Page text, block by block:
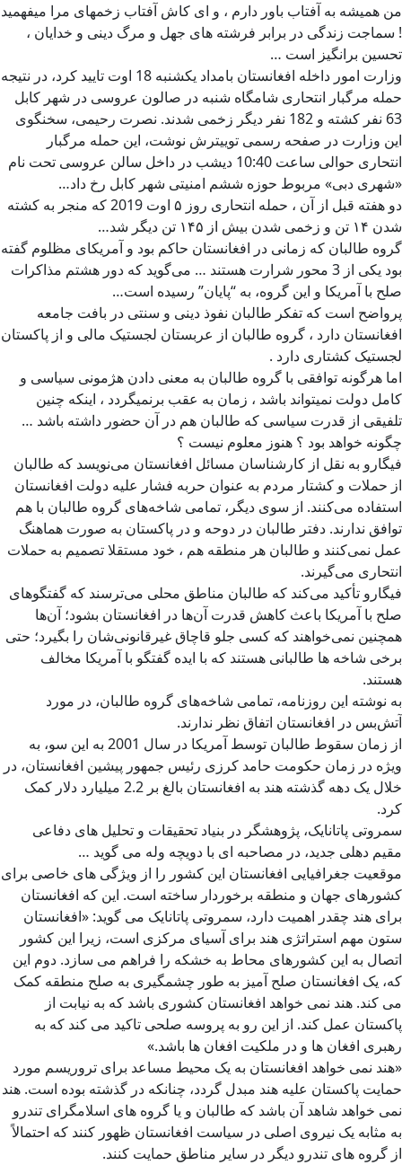
من همیشه به آفتاب باور دارم ، و ای کاش آفتاب زخمهای مرا میفهمید
! سماجت زندگی در برابر فرشته های جهل و مرگ دینی و خدایان ،
تحسین برانگیز است …
وزارت امور داخله افغانستان بامداد یکشنبه 18 اوت تایید کرد، در نتیجه
حمله مرگبار انتحاری شامگاه شنبه در صالون عروسی در شهر کابل
63 نفر کشته و 182 نفر دیگر زخمی شدند. نصرت رحیمی، سخنگوی
این وزارت در صفحه رسمی توییترش نوشت، این حمله مرگبار
انتحاری حوالی ساعت 10:40 دیشب در داخل سالن عروسی تحت نام
«شهری دبی» مربوط حوزه ششم امنیتی شهر کابل رخ داد…
دو هفته قبل از آن ، حمله انتحاری روز ۵ اوت 2019 که منجر به کشته
شدن ۱۴ تن و زخمی شدن بیش از ۱۴۵ تن دیگر شد…
گروه طالبان که زمانی در افغانستان حاکم بود و آمریکای مظلوم گفته
بود یکی از 3 محور شرارت هستند … می‌گوید که دور هشتم مذاکرات
صلح با آمریکا و این گروه، به “پایان” رسیده است…
پرواضح است که تفکر طالبان نفوذ دینی و سنتی در بافت جامعه
افغانستان دارد ، گروه طالبان از عربستان لجستیک مالی و از پاکستان
لجستیک کشتاری دارد .
اما هرگونه توافقی با گروه طالبان به معنی دادن هژمونی سیاسی و
کامل دولت نمیتواند باشد ، زمان به عقب برنمیگردد ، اینکه چنین
تلفیقی از قدرت سیاسی که طالبان هم در آن حضور داشته باشد …
چگونه خواهد بود ؟ هنوز معلوم نیست ؟
فیگارو به نقل از کارشناسان مسائل افغانستان می‌نویسد که طالبان
از حملات و کشتار مردم به عنوان حربه فشار علیه دولت افغانستان
استفاده می‌کنند. از سوی دیگر، تمامی شاخه‌های گروه طالبان با هم
توافق ندارند. دفتر طالبان در دوحه و در پاکستان به صورت هماهنگ
عمل نمی‌کنند و طالبان هر منطقه هم ، خود مستقلا تصمیم به حملات
انتحاری می‌گیرند.
فیگارو تأکید می‌کند که طالبان مناطق محلی می‌ترسند که گفتگو‌های
صلح با آمریکا باعث کاهش قدرت آن‌ها در افغانستان بشود؛ آن‌ها
همچنین نمی‌خواهند که کسی جلو قاچاق غیرقانونی‌شان را بگیرد؛ حتی
برخی شاخه ها طالبانی هستند که با ایده گفتگو با آمریکا مخالف
هستند.
به نوشته این روزنامه، تمامی شاخه‌های گروه طالبان، در مورد
آتش‌بس در افغانستان اتفاق نظر ندارند.
از زمان سقوط طالبان توسط آمریکا در سال 2001 به این سو، به
ویژه در زمان حکومت حامد کرزی رئیس جمهور پیشین افغانستان، در
خلال یک دهه گذشته هند به افغانستان بالغ بر 2.2 میلیارد دلار کمک
کرد.
سمروتی پاتانایک، پژوهشگر در بنیاد تحقیقات و تحلیل های دفاعی
مقیم دهلی جدید، در مصاحبه ای با دویچه وله می گوید …
موقعیت جغرافیایی افغانستان این کشور را از ویژگی های خاصی برای
کشورهای جهان و منطقه برخوردار ساخته است. این که افغانستان
برای هند چقدر اهمیت دارد، سمروتی پاتانایک می گوید: «افغانستان
ستون مهم استراتژی هند برای آسیای مرکزی است، زیرا این کشور
اتصال به این کشورهای محاط به خشکه را فراهم می سازد. دوم این
که، یک افغانستان صلح آمیز به طور چشمگیری به صلح منطقه کمک
می کند. هند نمی خواهد افغانستان کشوری باشد که به نیابت از
پاکستان عمل کند. از این رو به پروسه صلحی تاکید می کند که به
رهبری افغان ها و در ملکیت افغان ها باشد.»
«هند نمی خواهد افغانستان به یک محیط مساعد برای تروریسم مورد
حمایت پاکستان علیه هند مبدل گردد، چنانکه در گذشته بوده است. هند
نمی خواهد شاهد آن باشد که طالبان و یا گروه های اسلامگرای تندرو
به مثابه یک نیروی اصلی در سیاست افغانستان ظهور کنند که احتمالاً
از گروه های تندرو دیگر در سایر مناطق حمایت کنند.